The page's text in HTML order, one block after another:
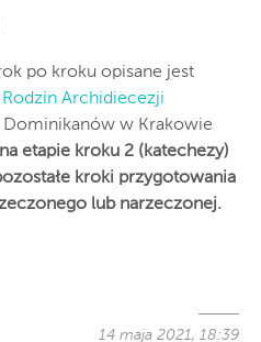
po kroku opisane jest
Archidiecezji
Dominikanów w Krakowie
etapie kroku 2 (katechezy)
kroki przygotowania
lub narzeczonej.
14 maja 2021, 18:39